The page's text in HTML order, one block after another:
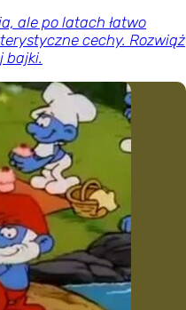
ale po latach łatwo
cechy. Rozwiąż
bajki.